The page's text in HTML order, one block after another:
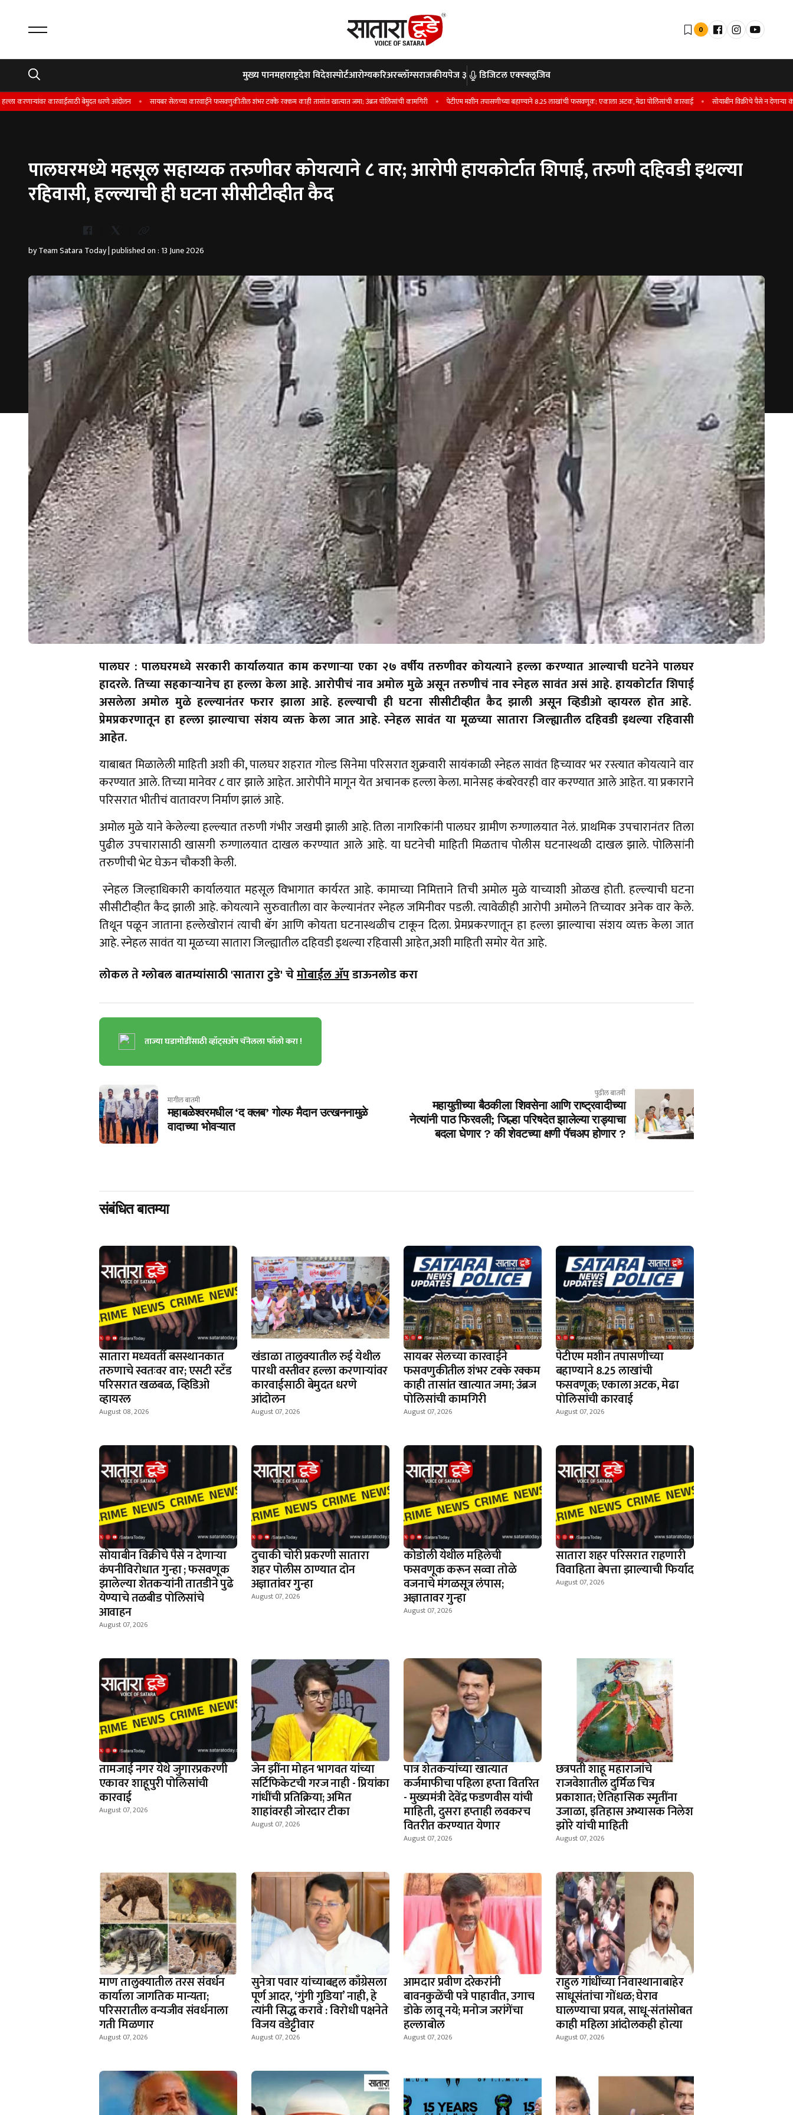
0
मुख्य पानमहाराष्ट्रदेश विदेशस्पोर्टआरोग्यकरिअरब्लॉग्सराजकीयपेज ३ डिजिटल एक्स्क्लूजिव
कारवाईसाठी बेमुदत धरणे आंदोलन सायबर सेलच्या कारवाईने फसवणुकीतील शंभर टक्के रक्कम काही तासांत खात्यात जमा; उंब्रज पोलिसांची कामगिरी पेटीएम मशीन तपासणीच्या बहाण्याने 8.25 लाखांची फसवणूक; एकाला अटक, मेढा पोलिसांची कारवाई सोयाबीन विक्रीचे पैसे न देणार्‍या
पालघरमध्ये महसूल सहाय्यक तरुणीवर कोयत्याने ८ वार; आरोपी हायकोर्टात शिपाई, तरुणी दहिवडी इथल्या
रहिवासी, हल्ल्याची ही घटना सीसीटीव्हीत कैद
by Team Satara Today | published on : 13 June 2026
पालघर : पालघरमध्ये सरकारी कार्यालयात काम करणाऱ्या एका २७ वर्षीय तरुणीवर कोयत्याने हल्ला करण्यात आल्याची घटनेने पालघर
हादरले. तिच्या सहकाऱ्यानेच हा हल्ला केला आहे. आरोपीचं नाव अमोल मुळे असून तरुणीचं नाव स्नेहल सावंत असं आहे. हायकोर्टात शिपाई
असलेला अमोल मुळे हल्ल्यानंतर फरार झाला आहे. हल्ल्याची ही घटना सीसीटीव्हीत कैद झाली असून व्हिडीओ व्हायरल होत आहे.
प्रेमप्रकरणातून हा हल्ला झाल्याचा संशय व्यक्त केला जात आहे. स्नेहल सावंत या मूळच्या सातारा जिल्ह्यातील दहिवडी इथल्या रहिवासी
आहेत.
याबाबत मिळालेली माहिती अशी की, पालघर शहरात गोल्ड सिनेमा परिसरात शुक्रवारी सायंकाळी स्नेहल सावंत हिच्यावर भर रस्त्यात कोयत्याने वार
करण्यात आले. तिच्या मानेवर ८ वार झाले आहेत. आरोपीने मागून येत अचानक हल्ला केला. मानेसह कंबरेवरही वार करण्यात आले आहेत. या प्रकाराने
परिसरात भीतीचं वातावरण निर्माण झालं आहे.
अमोल मुळे याने केलेल्या हल्ल्यात तरुणी गंभीर जखमी झाली आहे. तिला नागरिकांनी पालघर ग्रामीण रुग्णालयात नेलं. प्राथमिक उपचारानंतर तिला
पुढील उपचारासाठी खासगी रुग्णालयात दाखल करण्यात आले आहे. या घटनेची माहिती मिळताच पोलीस घटनास्थळी दाखल झाले. पोलिसांनी
तरुणीची भेट घेऊन चौकशी केली.
स्नेहल जिल्हाधिकारी कार्यालयात महसूल विभागात कार्यरत आहे. कामाच्या निमित्ताने तिची अमोल मुळे याच्याशी ओळख होती. हल्ल्याची घटना
सीसीटीव्हीत कैद झाली आहे. कोयत्याने सुरुवातीला वार केल्यानंतर स्नेहल जमिनीवर पडली. त्यावेळीही आरोपी अमोलने तिच्यावर अनेक वार केले.
तिथून पळून जाताना हल्लेखोरानं त्याची बॅग आणि कोयता घटनास्थळीच टाकून दिला. प्रेमप्रकरणातून हा हल्ला झाल्याचा संशय व्यक्त केला जात
आहे. स्नेहल सावंत या मूळच्या सातारा जिल्ह्यातील दहिवडी इथल्या रहिवासी आहेत,अशी माहिती समोर येत आहे.
लोकल ते ग्लोबल बातम्यांसाठी 'सातारा टुडे' चेमोबाईल ॲपडाऊनलोड करा
ताज्या घडामोडींसाठी व्हॉट्सॲप चॅनेलला फॉलो करा !
मागील बातमी
महाबळेश्वरमधील ‘द क्लब’ गोल्फ मैदान उत्खननामुळे
वादाच्या भोवऱ्यात
पुढील बातमी
महायुतीच्या बैठकीला शिवसेना आणि राष्ट्रवादीच्या
नेत्यांनी पाठ फिरवली; जिल्हा परिषदेत झालेल्या राड्याचा
बदला घेणार ? की शेवटच्या क्षणी पॅचअप होणार ?
संबंधित बातम्या
सातारा मध्यवर्ती बसस्थानकात
तरुणाचे स्वतःवर वार; एसटी स्टँड
परिसरात खळबळ, व्हिडिओ
व्हायरल
August 08, 2026
खंडाळा तालुक्यातील रुई येथील
पारधी वस्तीवर हल्ला करणाऱ्यांवर
कारवाईसाठी बेमुदत धरणे
आंदोलन
August 07, 2026
सायबर सेलच्या कारवाईने
फसवणुकीतील शंभर टक्के रक्कम
काही तासांत खात्यात जमा; उंब्रज
पोलिसांची कामगिरी
August 07, 2026
पेटीएम मशीन तपासणीच्या
बहाण्याने 8.25 लाखांची
फसवणूक; एकाला अटक, मेढा
पोलिसांची कारवाई
August 07, 2026
सोयाबीन विक्रीचे पैसे न देणार्‍या
कंपनीविरोधात गुन्हा ; फसवणूक
झालेल्या शेतकर्‍यांनी तातडीने पुढे
येण्याचे तळबीड पोलिसांचे
आवाहन
August 07, 2026
दुचाकी चोरी प्रकरणी सातारा
शहर पोलीस ठाण्यात दोन
अज्ञातांवर गुन्हा
August 07, 2026
कोडोली येथील महिलेची
फसवणूक करून सव्वा तोळे
वजनाचे मंगळसूत्र लंपास;
अज्ञातावर गुन्हा
August 07, 2026
सातारा शहर परिसरात राहणारी
विवाहिता बेपत्ता झाल्याची फिर्याद
August 07, 2026
तामजाई नगर येथे जुगारप्रकरणी
एकावर शाहूपुरी पोलिसांची
कारवाई
August 07, 2026
जेन झींना मोहन भागवत यांच्या
सर्टिफिकेटची गरज नाही - प्रियांका
गांधींची प्रतिक्रिया; अमित
शाहांवरही जोरदार टीका
August 07, 2026
पात्र शेतकऱ्यांच्या खात्यात
कर्जमाफीचा पहिला हप्ता वितरित
- मुख्यमंत्री देवेंद्र फडणवीस यांची
माहिती, दुसरा हप्ताही लवकरच
वितरीत करण्यात येणार
August 07, 2026
छत्रपती शाहू महाराजांचे
राजवेशातील दुर्मिळ चित्र
प्रकाशात; ऐतिहासिक स्मृतींना
उजाळा, इतिहास अभ्यासक निलेश
झोरे यांची माहिती
August 07, 2026
माण तालुक्यातील तरस संवर्धन
कार्याला जागतिक मान्यता;
परिसरातील वन्यजीव संवर्धनाला
गती मिळणार
August 07, 2026
सुनेत्रा पवार यांच्याबद्दल काँग्रेसला
पूर्ण आदर, ‘गुंगी गुडिया’ नाही, हे
त्यांनी सिद्ध करावे : विरोधी पक्षनेते
विजय वडेट्टीवार
August 07, 2026
आमदार प्रवीण दरेकरांनी
बावनकुळेंची पत्रे पाहावीत, उगाच
डोके लावू नये; मनोज जरांगेंचा
हल्लाबोल
August 07, 2026
राहुल गांधींच्या निवास्थानाबाहेर
साधूसंतांचा गोंधळ; घेराव
घालण्याचा प्रयत्न, साधू-संतांसोबत
काही महिला आंदोलकही होत्या
August 07, 2026